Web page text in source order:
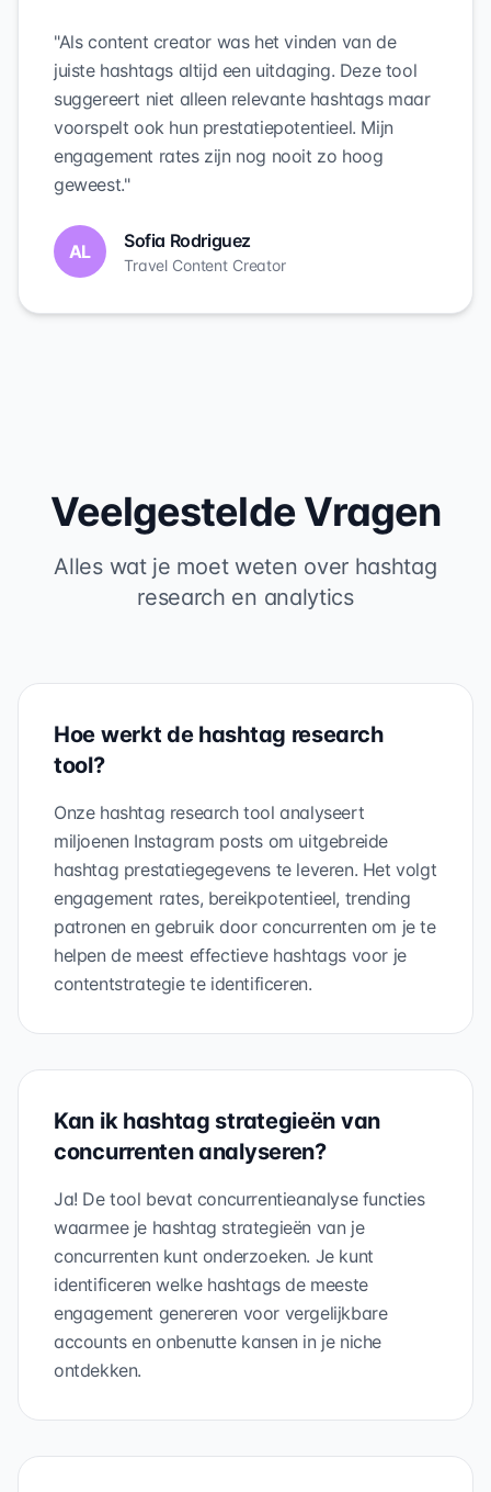
"Als content creator was het vinden van de
juiste hashtags altijd een uitdaging. Deze tool
suggereert niet alleen relevante hashtags maar
voorspelt ook hun prestatiepotentieel. Mijn
engagement rates zijn nog nooit zo hoog
geweest."
AL Sofia Rodriguez
Travel Content Creator
Veelgestelde Vragen
Alles wat je moet weten over hashtag
research en analytics
Hoe werkt de hashtag research
tool?
Onze hashtag research tool analyseert
miljoenen Instagram posts om uitgebreide
hashtag prestatiegegevens te leveren. Het volgt
engagement rates, bereikpotentieel, trending
patronen en gebruik door concurrenten om je te
helpen de meest effectieve hashtags voor je
contentstrategie te identificeren.
Kan ik hashtag strategieën van
concurrenten analyseren?
Ja! De tool bevat concurrentieanalyse functies
waarmee je hashtag strategieën van je
concurrenten kunt onderzoeken. Je kunt
identificeren welke hashtags de meeste
engagement genereren voor vergelijkbare
accounts en onbenutte kansen in je niche
ontdekken.